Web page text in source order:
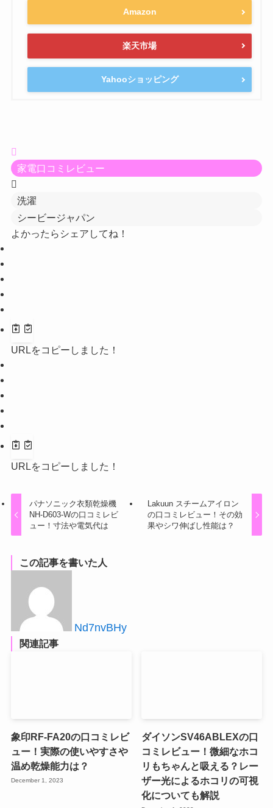
Amazon
楽天市場
Yahooショッピング
家電口コミレビュー
洗濯
シービージャパン
よかったらシェアしてね！
URLをコピーしました！
URLをコピーしました！
パナソニック衣類乾燥機
NH-D603-Wの口コミレビ
ュー！寸法や電気代は
Lakuun スチームアイロン
の口コミレビュー！その効
果やシワ伸ばし性能は？
この記事を書いた人
Nd7nvBHy
関連記事
象印RF-FA20の口コミレビ
ュー！実際の使いやすさや
温め乾燥能力は？
December 1, 2023
ダイソンSV46ABLEXの口
コミレビュー！微細なホコ
リもちゃんと吸える？レー
ザー光によるホコリの可視
化についても解説